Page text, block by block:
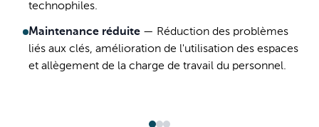
technophiles.
Maintenance réduite — Réduction des problèmes
liés aux clés, amélioration de l'utilisation des espaces
et allègement de la charge de travail du personnel.